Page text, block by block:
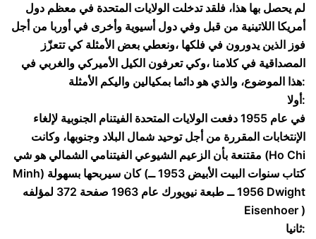
لم يحصل بها هذا، فلقد تدخلت الولايات المتحدة في معظم دول
أمريكا اللاتينية من قبل وفي دول أسيوية وأخرى في أوربا من أجل
فوز الذين يدورون في فلكها ،ونعطي بعض الأمثلة كي تتعزّز
المصداقية في كلامنا ،وكي تعرفون الكيل الأميركي والغربي في
هذا الموضوع، والذي هو دائما بمكيالين واليكم الأمثلة:
أولا:
في عام 1955 دفعت الولايات المتحدة الفيتنام الجنوبية لإلغاء
الإنتخابات المقررة من أجل توحيد شمال البلاد وجنوبها، وكانت
مقتنعة بأن الزعيم الشيوعي الفيتنامي الشمالي هو شي (Ho Chi
Minh) كان سيربحها بسهولة (كتاب سنوات البيت الأبيض 1953 ــ
1956 ــ طبعة نيويورك عام 1963 صفحة 372 لمؤلفه Dwight
Eisenhoer )
ثانيا: